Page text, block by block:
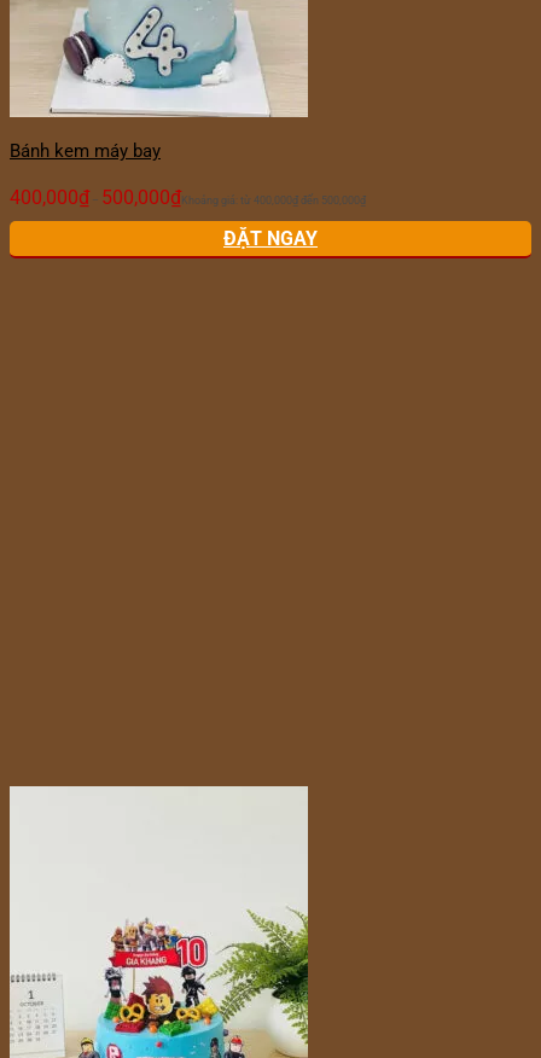
Bánh kem máy bay
400,000₫ – 500,000₫ Khoảng giá: từ 400,000₫ đến 500,000₫
ĐẶT NGAY